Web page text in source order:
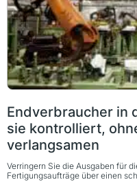
Endverbraucher in
sie kontrolliert,
verlangsamen
Verringern Sie die Ausgaben für
Fertigungsaufträge über einen